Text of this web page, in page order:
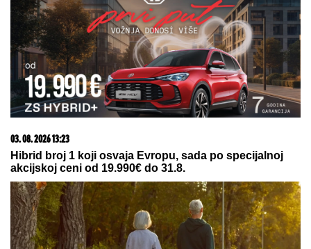
(FOTO) "MAJA SVE PLAĆA"Asmin
priznao šta se dešava nakon
rijalitija, ne odvaja se od
Marinkovićeve: Priznali kakav im je
odnos nakon skandala
KRVAVA ČITULJA POKRENULA
PAKAO U BALKANSKOM GRADU?!
Opsadno stanje na ulicama, MECI
LETE NA SVE STRANE: Drama
počela ubistvom na sastanku zbog
duga Zviceru, onda je usledio HAOS
(FOTO)